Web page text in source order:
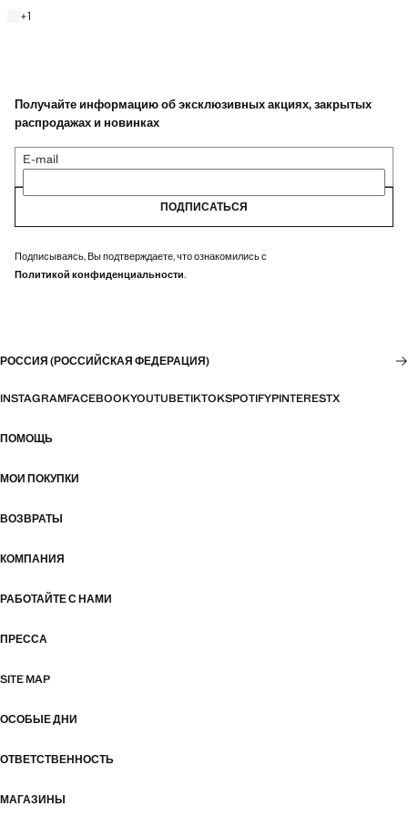
Белый
+1
+1 цвет
Получайте информацию об эксклюзивных акциях, закрытых
распродажах и новинках
E-mail
ПОДПИСАТЬСЯ
Подписываясь, Вы подтверждаете, что ознакомились с
Политикой конфиденциальности.
РОССИЯ (РОССИЙСКАЯ ФЕДЕРАЦИЯ)
INSTAGRAMFACEBOOKYOUTUBETIKTOKSPOTIFYPINTERESTX
ПОМОЩЬ
МОИ ПОКУПКИ
ВОЗВРАТЫ
КОМПАНИЯ
РАБОТАЙТЕ С НАМИ
ПРЕССА
SITE MAP
ОСОБЫЕ ДНИ
ОТВЕТСТВЕННОСТЬ
МАГАЗИНЫ